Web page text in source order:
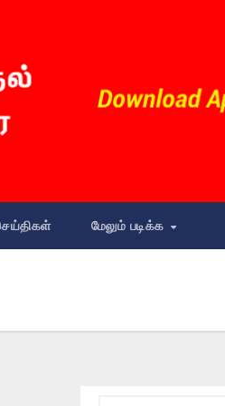
மேலும் படிக்க